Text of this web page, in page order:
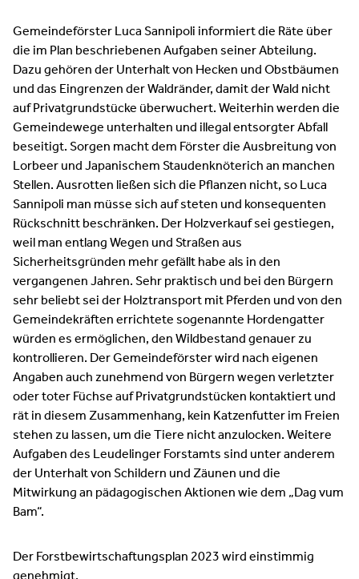
Gemeindeförster Luca Sannipoli informiert die Räte über
die im Plan beschriebenen Aufgaben seiner Abteilung.
Dazu gehören der Unterhalt von Hecken und Obstbäumen
und das Eingrenzen der Waldränder, damit der Wald nicht
auf Privatgrundstücke überwuchert. Weiterhin werden die
Gemeindewege unterhalten und illegal entsorgter Abfall
beseitigt. Sorgen macht dem Förster die Ausbreitung von
Lorbeer und Japanischem Staudenknöterich an manchen
Stellen. Ausrotten ließen sich die Pflanzen nicht, so Luca
Sannipoli man müsse sich auf steten und konsequenten
Rückschnitt beschränken. Der Holzverkauf sei gestiegen,
weil man entlang Wegen und Straßen aus
Sicherheitsgründen mehr gefällt habe als in den
vergangenen Jahren. Sehr praktisch und bei den Bürgern
sehr beliebt sei der Holztransport mit Pferden und von den
Gemeindekräften errichtete sogenannte Hordengatter
würden es ermöglichen, den Wildbestand genauer zu
kontrollieren. Der Gemeindeförster wird nach eigenen
Angaben auch zunehmend von Bürgern wegen verletzter
oder toter Füchse auf Privatgrundstücken kontaktiert und
rät in diesem Zusammenhang, kein Katzenfutter im Freien
stehen zu lassen, um die Tiere nicht anzulocken. Weitere
Aufgaben des Leudelinger Forstamts sind unter anderem
der Unterhalt von Schildern und Zäunen und die
Mitwirkung an pädagogischen Aktionen wie dem „Dag vum
Bam“.
Der Forstbewirtschaftungsplan 2023 wird einstimmig